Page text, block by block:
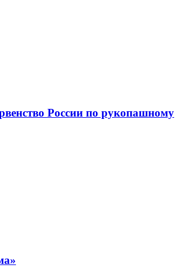
России по рукопашному